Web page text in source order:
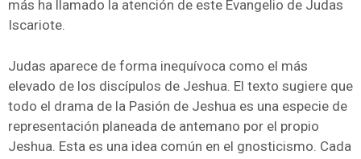
más ha llamado la atención de este Evangelio de Judas
Iscariote.
Judas aparece de forma inequívoca como el más
elevado de los discípulos de Jeshua. El texto sugiere que
todo el drama de la Pasión de Jeshua es una especie de
representación planeada de antemano por el propio
Jeshua. Esta es una idea común en el gnosticismo. Cada